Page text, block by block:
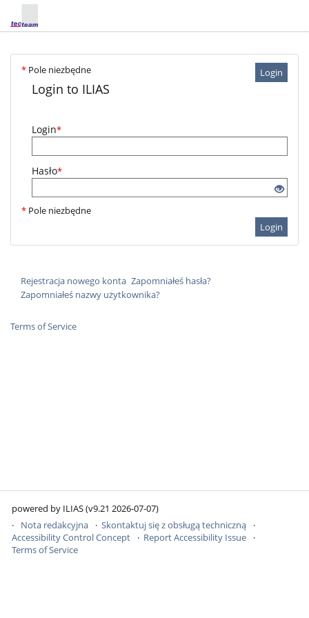
Login
* Pole niezbędne
Login to ILIAS
Login*
Hasło*
* Pole niezbędne
Login
Rejestracja nowego konta Zapomniałeś hasła?
Zapomniałeś nazwy użytkownika?
Terms of Service
powered by ILIAS (v9.21 2026-07-07)
Nota redakcyjna
Skontaktuj się z obsługą techniczną
Accessibility Control Concept
Report Accessibility Issue
Terms of Service